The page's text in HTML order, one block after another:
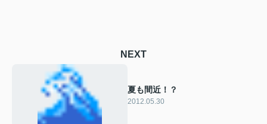
NEXT
夏も間近！？
2012.05.30